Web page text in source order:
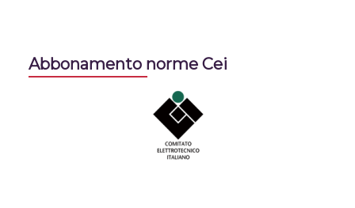
Abbonamento norme Cei